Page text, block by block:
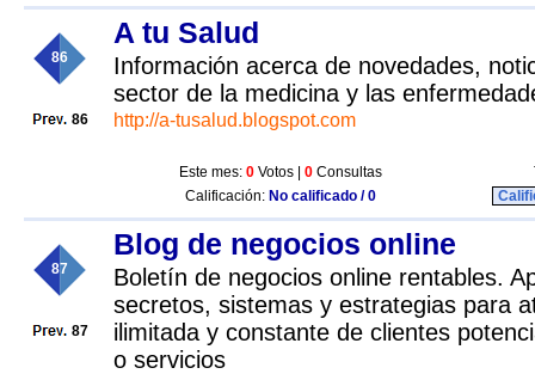
86
86
A tu Salud
Información acerca de novedades,
sector de la medicina y las
http://a-tusalud.blogspot.com
Este mes: 0 Votos | 0 Consultas
Calificación: No calificado / 0
87
87
Blog de negocios online
Boletín de negocios online rentables.
secretos, sistemas y estrategias para
ilimitada y constante de clientes
o servicios